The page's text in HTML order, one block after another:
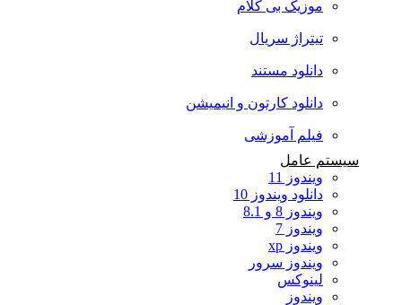
موزیک بی کلام
تیتراژ سریال
دانلود مستند
دانلود کارتون و انیمیشن
فیلم آموزشی
سیستم عامل
ویندوز 11
دانلود ویندوز 10
ویندوز 8 و 8.1
ویندوز 7
ویندوز xp
ویندوز سرور
لینوکس
ویندوز